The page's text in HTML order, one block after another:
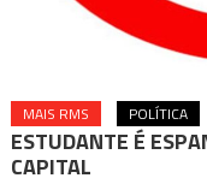
MAIS RMS POLÍTICA
ESTUDANTE É
CAPITAL